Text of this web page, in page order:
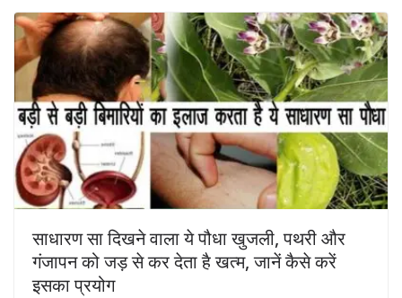
साधारण सा दिखने वाला ये पौधा खुजली, पथरी और
गंजापन को जड़ से कर देता है खत्म, जानें कैसे करें
इसका प्रयोग